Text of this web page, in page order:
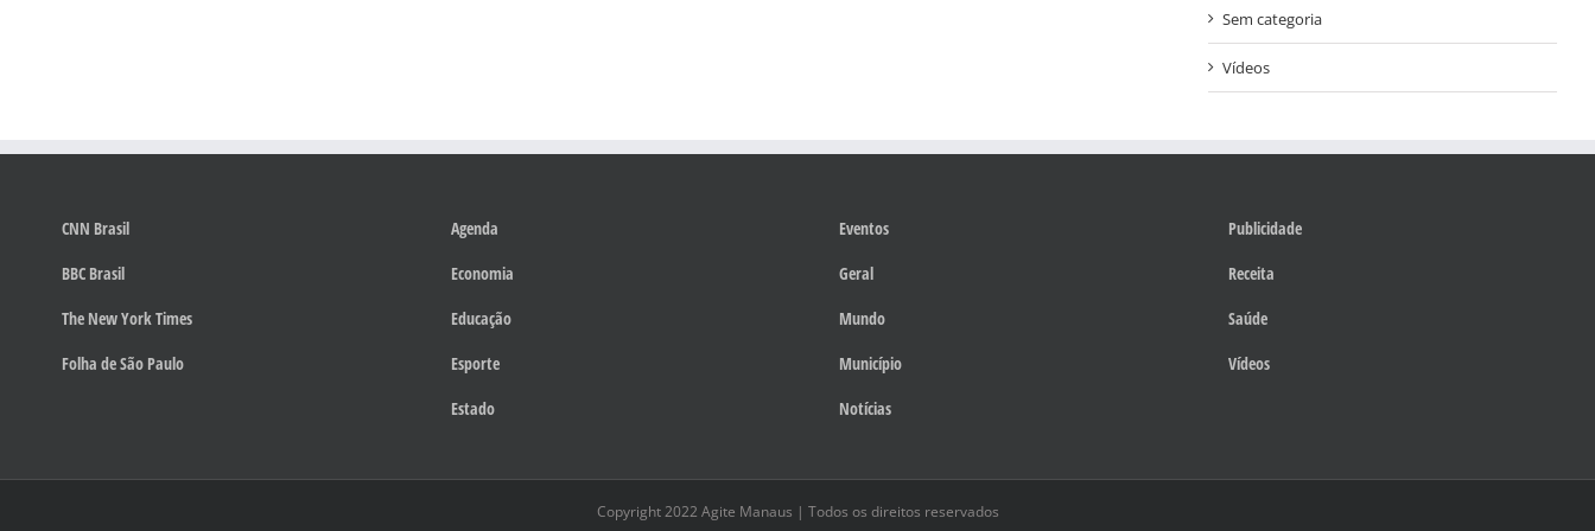
Sem categoria
Vídeos
CNN Brasil
BBC Brasil
The New York Times
Folha de São Paulo
Agenda
Economia
Educação
Esporte
Estado
Eventos
Geral
Mundo
Município
Notícias
Publicidade
Receita
Saúde
Vídeos
Copyright 2022 Agite Manaus | Todos os direitos reservados